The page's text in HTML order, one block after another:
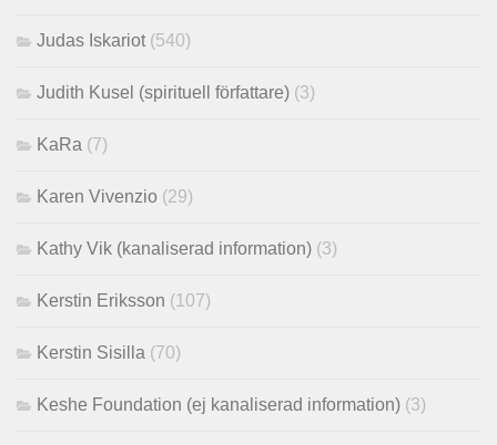
Judas Iskariot (540)
Judith Kusel (spirituell författare) (3)
KaRa (7)
Karen Vivenzio (29)
Kathy Vik (kanaliserad information) (3)
Kerstin Eriksson (107)
Kerstin Sisilla (70)
Keshe Foundation (ej kanaliserad information) (3)